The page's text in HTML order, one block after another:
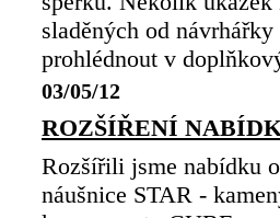
sladěných od
prohlédnout v
03/05/12
ROZŠÍŘENÍ
Rozšířili jsme nabídku
náušnice STAR -